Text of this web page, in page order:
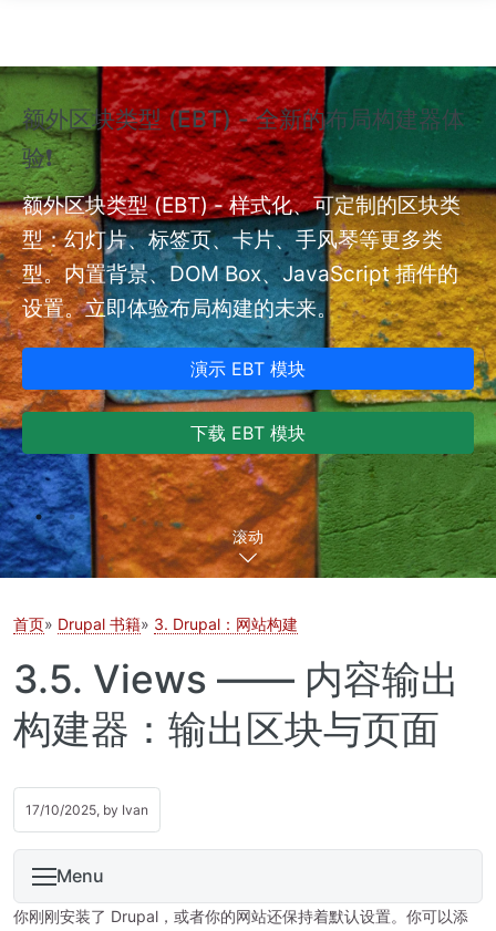
额外区块类型 (EBT) - 全新的布局构建器体
验❗
额外区块类型 (EBT) - 样式化、可定制的区块类
型：幻灯片、标签页、卡片、手风琴等更多类
型。内置背景、DOM Box、JavaScript 插件的
设置。立即体验布局构建的未来。
演示 EBT 模块
下载 EBT 模块
额
滚动
首页 Drupal 书籍 3. Drupal：网站构建
3.5. Views —— 内容输出
构建器：输出区块与页面
17/10/2025, by Ivan
Menu
你刚刚安装了 Drupal，或者你的网站还保持着默认设置。你可以添